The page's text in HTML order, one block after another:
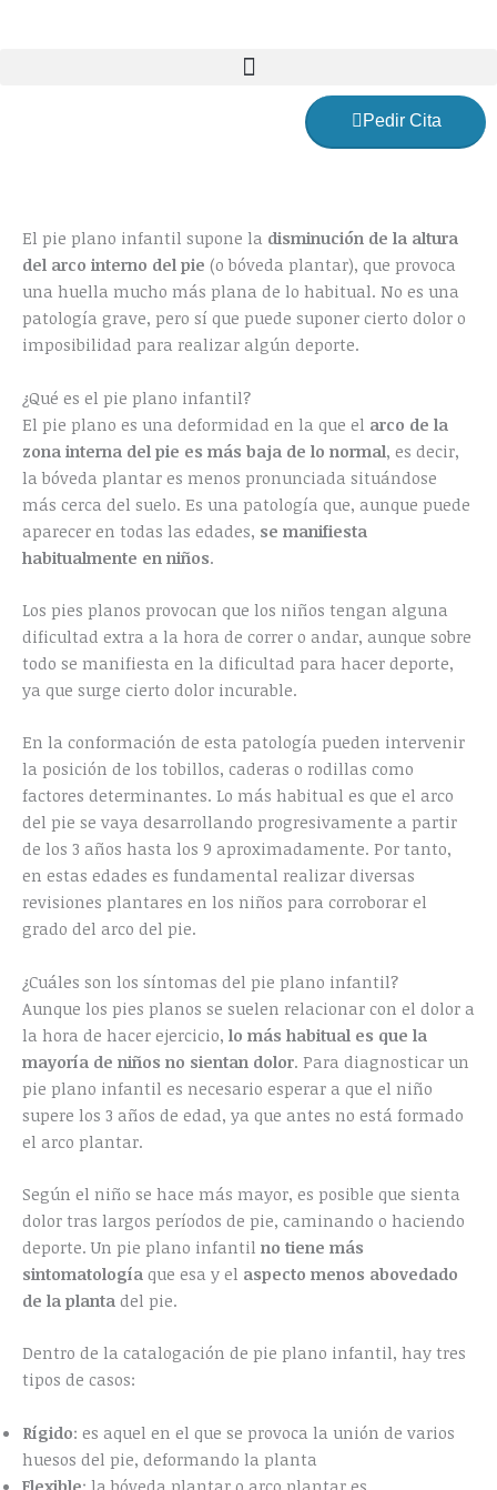
Pedir Cita
El pie plano infantil supone la disminución de la altura
del arco interno del pie (o bóveda plantar), que provoca
una huella mucho más plana de lo habitual. No es una
patología grave, pero sí que puede suponer cierto dolor o
imposibilidad para realizar algún deporte.
¿Qué es el pie plano infantil?
El pie plano es una deformidad en la que el arco de la
zona interna del pie es más baja de lo normal, es decir,
la bóveda plantar es menos pronunciada situándose
más cerca del suelo. Es una patología que, aunque puede
aparecer en todas las edades, se manifiesta
habitualmente en niños.
Los pies planos provocan que los niños tengan alguna
dificultad extra a la hora de correr o andar, aunque sobre
todo se manifiesta en la dificultad para hacer deporte,
ya que surge cierto dolor incurable.
En la conformación de esta patología pueden intervenir
la posición de los tobillos, caderas o rodillas como
factores determinantes. Lo más habitual es que el arco
del pie se vaya desarrollando progresivamente a partir
de los 3 años hasta los 9 aproximadamente. Por tanto,
en estas edades es fundamental realizar diversas
revisiones plantares en los niños para corroborar el
grado del arco del pie.
¿Cuáles son los síntomas del pie plano infantil?
Aunque los pies planos se suelen relacionar con el dolor a
la hora de hacer ejercicio, lo más habitual es que la
mayoría de niños no sientan dolor. Para diagnosticar un
pie plano infantil es necesario esperar a que el niño
supere los 3 años de edad, ya que antes no está formado
el arco plantar.
Según el niño se hace más mayor, es posible que sienta
dolor tras largos períodos de pie, caminando o haciendo
deporte. Un pie plano infantil no tiene más
sintomatología que esa y el aspecto menos abovedado
de la planta del pie.
Dentro de la catalogación de pie plano infantil, hay tres
tipos de casos:
Rígido: es aquel en el que se provoca la unión de varios
huesos del pie, deformando la planta
Flexible: la bóveda plantar o arco plantar es